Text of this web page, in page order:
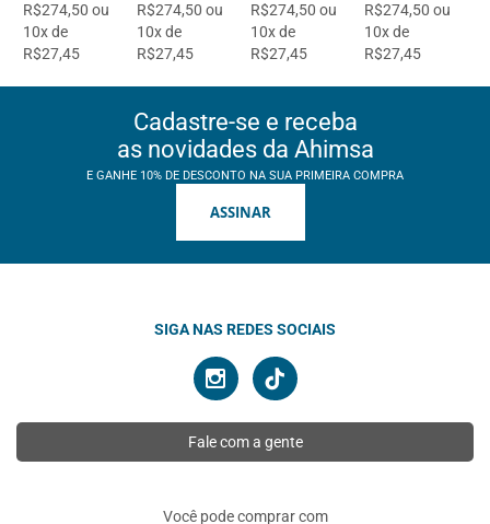
R$274,50 ou
10x de
R$27,45
R$274,50 ou
10x de
R$27,45
R$274,50 ou
10x de
R$27,45
R$274,50 ou
10x de
R$27,45
Cadastre-se e receba
as novidades da Ahimsa
E GANHE 10% DE DESCONTO NA SUA PRIMEIRA COMPRA
ASSINAR
SIGA NAS REDES SOCIAIS
Fale com a gente
Você pode comprar com